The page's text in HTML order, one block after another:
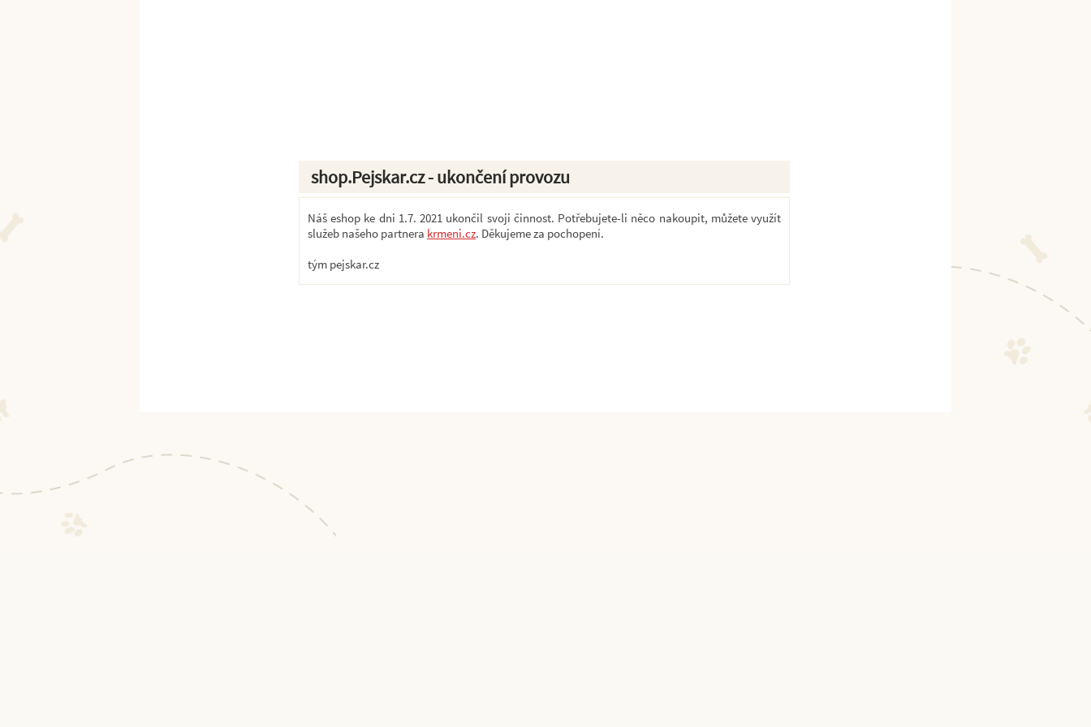
shop.Pejskar.cz - ukončení provozu
Náš eshop ke dni 1.7. 2021 ukončil svoji činnost. Potřebujete-li něco nakoupit, můžete využít
služeb našeho partnera krmeni.cz. Děkujeme za pochopení.
tým pejskar.cz